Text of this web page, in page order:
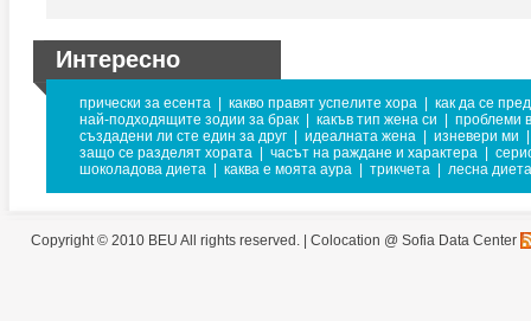
Интересно
прически за есента какво правят успелите хора
как да се
най-подходящите зодии за брак
какъв тип жена си
проблеми
създадени ли сте един за друг
идеалната жена изневери ми
защо се разделят хората
часът на раждане и характера
шоколадова диета
каква е моята аура трикчета лесна диета
Copyright © 2010 BEU All rights reserved. | Colocation @ Sofia Data Center